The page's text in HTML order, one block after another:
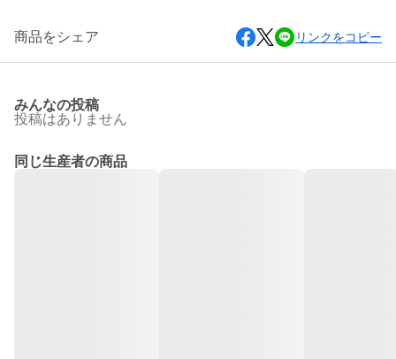
商品をシェア リンクをコピー
みんなの投稿
投稿はありません
同じ生産者の商品